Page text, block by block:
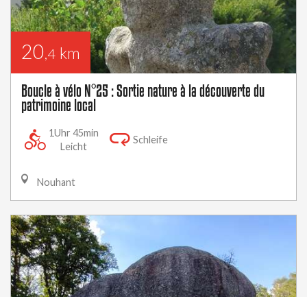
20,4 km
Boucle à vélo N°25 : Sortie nature à la découverte du
patrimoine local
1Uhr 45min
Leicht
Schleife
Nouhant